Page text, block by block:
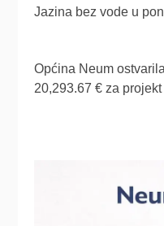
Jazina bez vode u
Općina Neum
20,293.67 € za